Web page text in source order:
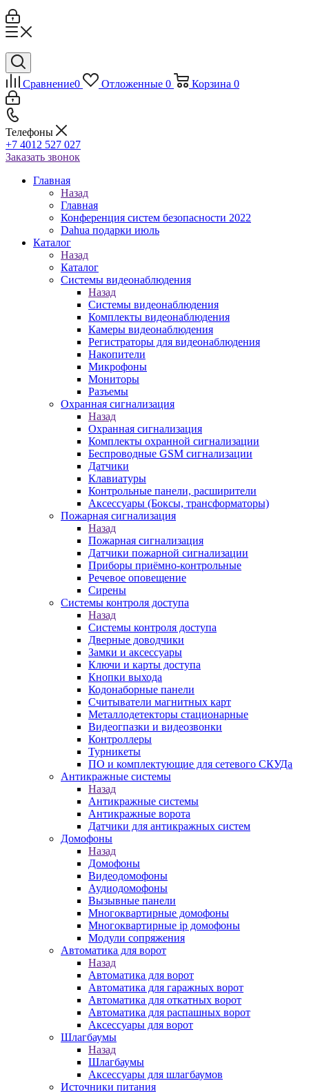
Сравнение0 Отложенные 0 Корзина 0
Телефоны
+7 4012 527 027
Заказать звонок
Главная
Назад
Главная
Конференция систем безопасности 2022
Dahua подарки июль
Каталог
Назад
Каталог
Системы видеонаблюдения
Назад
Системы видеонаблюдения
Комплекты видеонаблюдения
Камеры видеонаблюдения
Регистраторы для видеонаблюдения
Накопители
Микрофоны
Мониторы
Разъемы
Охранная сигнализация
Назад
Охранная сигнализация
Комплекты охранной сигнализации
Беспроводные GSM сигнализации
Датчики
Клавиатуры
Контрольные панели, расширители
Аксессуары (Боксы, трансформаторы)
Пожарная сигнализация
Назад
Пожарная сигнализация
Датчики пожарной сигнализации
Приборы приёмно-контрольные
Речевое оповещение
Сирены
Системы контроля доступа
Назад
Системы контроля доступа
Дверные доводчики
Замки и аксессуары
Ключи и карты доступа
Кнопки выхода
Кодонаборные панели
Считыватели магнитных карт
Металлодетекторы стационарные
Видеогпазки и видеозвонки
Контроллеры
Турникеты
ПО и комплектующие для сетевого СКУДа
Антикражные системы
Назад
Антикражные системы
Антикражные ворота
Датчики для антикражных систем
Домофоны
Назад
Домофоны
Видеодомофоны
Аудиодомофоны
Вызывные панели
Многоквартирные домофоны
Многоквартирные ip домофоны
Модули сопряжения
Автоматика для ворот
Назад
Автоматика для ворот
Автоматика для гаражных ворот
Автоматика для откатных ворот
Автоматика для распашных ворот
Аксессуары для ворот
Шлагбаумы
Назад
Шлагбаумы
Аксессуары для шлагбаумов
Источники питания